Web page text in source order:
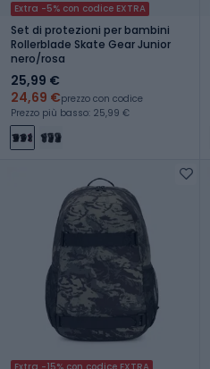
Extra -5% con codice EXTRA
Set di protezioni per bambini
Rollerblade Skate Gear Junior
nero/rosa
25,99 €
24,69 €prezzo con codice
Prezzo più basso: 25,99 €